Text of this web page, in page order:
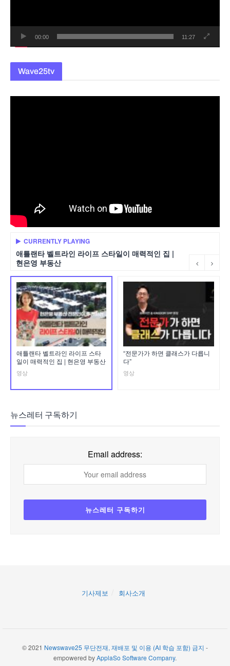
00:00 11:27
Wave25tv
CURRENTLY PLAYING
애틀랜타 벨트라인 라이프 스타일이 매력적인 집 |
현은영 부동산
애틀랜타 벨트라인 라이프 스타
일이 매력적인 집 | 현은영 부동산
영상
“전문가가 하면 클래스가 다릅니
다”
영상
뉴스레터 구독하기
Email address:
기사제보 회사소개
© 2021 Newswave25 무단전재, 재배포 및 이용 (AI 학습 포함) 금지 -
empowered byApplaSo Software Company.